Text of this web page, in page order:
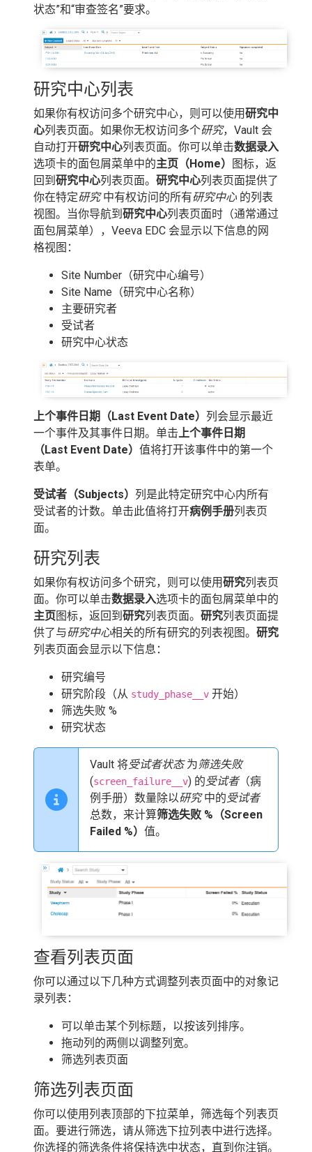
状态”和“审查签名”要求。
研究中心列表
如果你有权访问多个研究中心，则可以使用研究中
心列表页面。如果你无权访问多个研究，Vault 会
自动打开研究中心列表页面。你可以单击数据录入
选项卡的面包屑菜单中的主页（Home）
图标，返
回到 研究中心列表页面。 研究中心列表页面提供了
你在特定研究中有权访问的所有研究中心 的列表
视图。当你导航到 研究中心列表页面时（通常通过
面包屑菜单），Veeva EDC 会显示以下信息的网
格视图：
Site Number（研究中心编号）
Site Name（研究中心名称）
主要研究者
受试者
研究中心状态
上个事件日期（Last Event Date） 列会显示最近
一个事件及其事件日期。单击 上个事件日期
（Last Event Date） 值将打开该事件中的第一个
表单。
受试者（Subjects） 列是此特定研究中心内所有
受试者的计数。单击此值将打开病例手册列表页
面。
研究列表
如果你有权访问多个研究，则可以使用研究列表页
面。你可以单击数据录入选项卡的面包屑菜单中的
主页图标，返回到 研究列表页面。 研究列表页面提
供了与研究中心相关的所有研究的列表视图。 研究
列表页面会显示以下信息：
研究编号
研究阶段（从 study_phase__v 开始）
筛选失败 %
研究状态
Vault 将受试者状态为筛选失败
(screen_failure__v) 的受试者（病
例手册）数量除以 研究中的受试者
总数，来计算筛选失败 %（Screen
Failed %） 值。
查看列表页面
你可以通过以下几种方式调整列表页面中的对象记
录列表：
可以单击某个列标题，以按该列排序。
拖动列的两侧以调整列宽。
筛选列表页面
筛选列表页面
你可以使用列表顶部的下拉菜单，筛选每个列表页
面。要进行筛选，请从筛选下拉列表中进行选择。
你选择的筛选条件将保持选中状态，直到你注销。